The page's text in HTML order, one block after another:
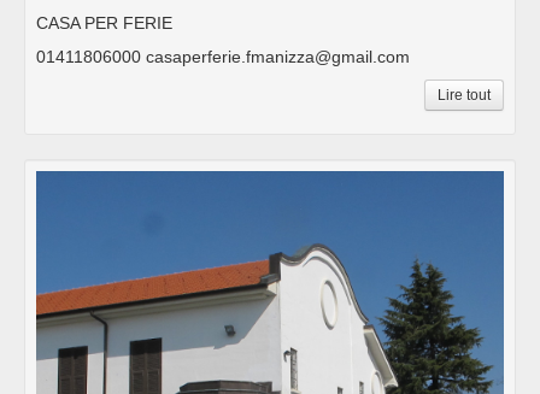
CASA PER FERIE
01411806000 casaperferie.fmanizza@gmail.com
Lire tout